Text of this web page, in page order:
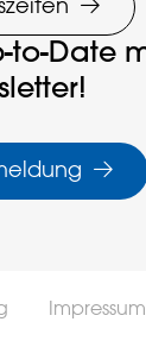
to-Date
Impressum